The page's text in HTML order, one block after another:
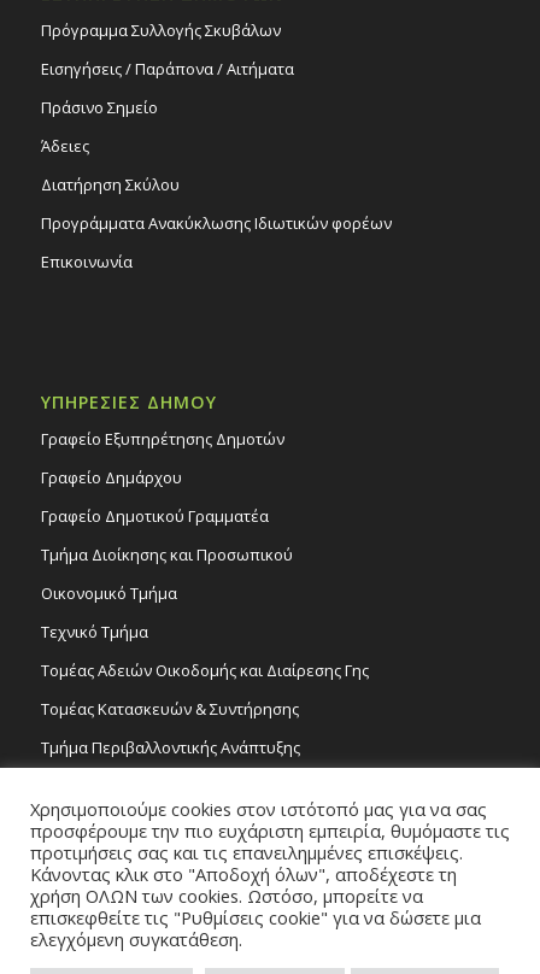
Πρόγραμμα Συλλογής Σκυβάλων
Εισηγήσεις / Παράπονα / Αιτήματα
Πράσινο Σημείο
Άδειες
Διατήρηση Σκύλου
Προγράμματα Ανακύκλωσης Ιδιωτικών φορέων
Επικοινωνία
ΥΠΗΡΕΣΙΕΣ ΔΗΜΟΥ
Γραφείο Εξυπηρέτησης Δημοτών
Γραφείο Δημάρχου
Γραφείο Δημοτικού Γραμματέα
Τμήμα Διοίκησης και Προσωπικού
Οικονομικό Τμήμα
Τεχνικό Τμήμα
Τομέας Αδειών Οικοδομής και Διαίρεσης Γης
Τομέας Κατασκευών & Συντήρησης
Τμήμα Περιβαλλοντικής Ανάπτυξης
Τομέας Γραμμάτων και Τεχνών
Τροχονομία
Χρησιμοποιούμε cookies στον ιστότοπό μας για να σας
προσφέρουμε την πιο ευχάριστη εμπειρία, θυμόμαστε τις
προτιμήσεις σας και τις επανειλημμένες επισκέψεις.
Κάνοντας κλικ στο "Αποδοχή όλων", αποδέχεστε τη
χρήση ΟΛΩΝ των cookies. Ωστόσο, μπορείτε να
επισκεφθείτε τις "Ρυθμίσεις cookie" για να δώσετε μια
ελεγχόμενη συγκατάθεση.